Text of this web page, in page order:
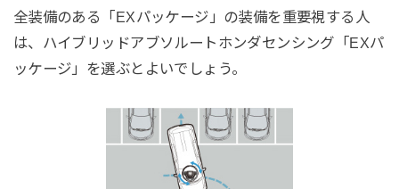
全装備のある「EXパッケージ」の装備を重要視する人
は、ハイブリッドアブソルートホンダセンシング「EXパ
ッケージ」を選ぶとよいでしょう。